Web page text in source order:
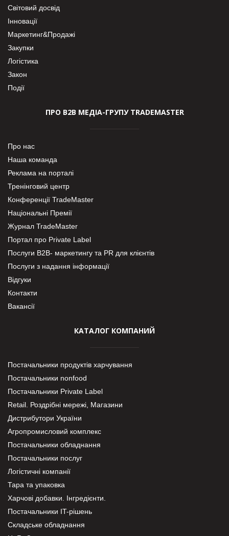
Світовий досвід
Інновації
Маркетинг&Продажі
Закупки
Логістика
Закон
Події
ПРО В2В МЕДІА-ГРУПУ TRADEMASTER
Про нас
Наша команда
Реклама на порталі
Тренінговий центр
Конференції TradeMaster
Національні Премії
Журнал TradeMaster
Портал про Private Label
Послуги В2В- маркетингу та PR для клієнтів
Послуги з надання інформації
Відгуки
Контакти
Вакансії
КАТАЛОГ КОМПАНИЙ
Постачальники продуктів харчування
Постачальники nonfood
Постачальники Private Label
Retail. Роздрібні мережі, Магазини
Дистрибутори України
Агропромисловий комплекс
Постачальники обладнання
Постачальники послуг
Логістичні компанії
Тара та упаковка
Харчові добавки. Інгредієнти.
Постачальники IT-рішень
Складське обладнання